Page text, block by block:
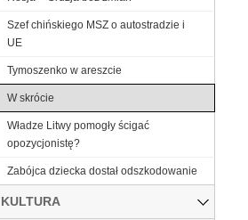
Szef chińskiego MSZ o autostradzie i
UE
Tymoszenko w areszcie
W skrócie
Władze Litwy pomogły ścigać
opozycjonistę?
Zabójca dziecka dostał odszkodowanie
KULTURA